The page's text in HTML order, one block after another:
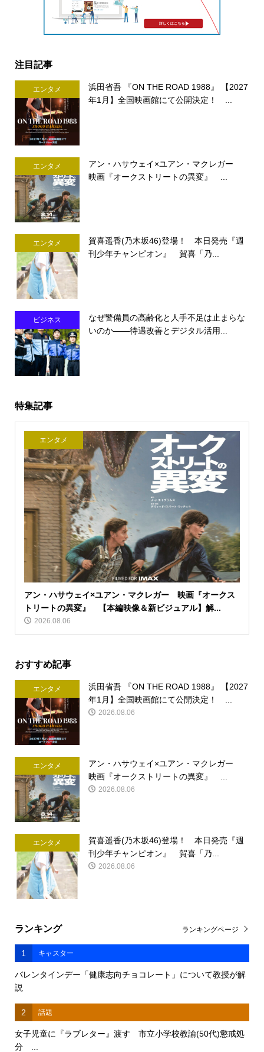
注目記事
エンタメ
浜田省吾 『ON THE ROAD 1988』 【2027
年1月】全国映画館にて公開決定！ ...
エンタメ
アン・ハサウェイ×ユアン・マクレガー
映画『オークストリートの異変』 ...
エンタメ
賀喜遥香(乃木坂46)登場！ 本日発売『週
刊少年チャンピオン』 賀喜「乃...
ビジネス
なぜ警備員の高齢化と人手不足は止まらな
いのか――待遇改善とデジタル活用...
特集記事
エンタメ
アン・ハサウェイ×ユアン・マクレガー 映画『オークス
トリートの異変』 【本編映像＆新ビジュアル】解...
2026.08.06
おすすめ記事
エンタメ
浜田省吾 『ON THE ROAD 1988』 【2027
年1月】全国映画館にて公開決定！ ...
2026.08.06
エンタメ
アン・ハサウェイ×ユアン・マクレガー
映画『オークストリートの異変』 ...
2026.08.06
エンタメ
賀喜遥香(乃木坂46)登場！ 本日発売『週
刊少年チャンピオン』 賀喜「乃...
2026.08.06
ランキング
1 キャスター
バレンタインデー「健康志向チョコレート」について教授が解
説
2 話題
女子児童に『ラブレター』渡す 市立小学校教諭(50代)懲戒処
分 ...
ランキングページ